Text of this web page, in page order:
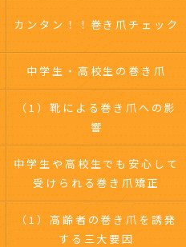
カンタン！！巻き爪チェック
中学生・高校生の巻き爪
（1）靴による巻き爪への影
響
中学生や高校生でも安心して
受けられる巻き爪矯正
（1）高齢者の巻き爪を誘発
する三大要因